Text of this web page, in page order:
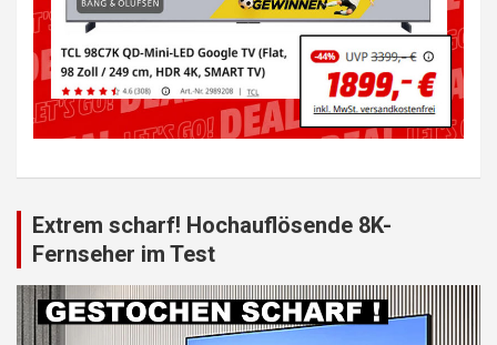
Extrem scharf! Hochauflösende 8K-
Fernseher im Test